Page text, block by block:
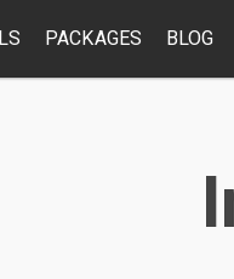
PACKAGES BLOG